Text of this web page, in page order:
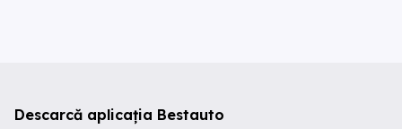
Descarcă aplicația Bestauto